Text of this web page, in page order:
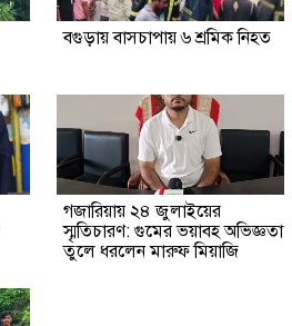
বগুড়ায় বাসচাপায় ৬ শ্রমিক নিহত
গজারিয়ায় ২৪ জুলাইয়ের
স্মৃতিচারণ: গুমের ভয়াবহ অভিজ্ঞতা
তুলে ধরলেন মারুফ মিয়াজি